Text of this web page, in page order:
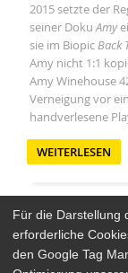
2015 setzte der
seiner DokuAmy
sie im BiopicBack
Amy nicht 1:1
Amy Winehouse
Verneigung vor
handverlesene
WEITERLESEN
Arthaus Stores
Für die Darstellung
erforderliche
den Google Tag